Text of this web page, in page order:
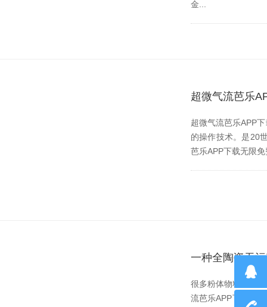
金...
超微气流芭乐
超微气流芭乐APP
的操作技术。是
芭乐APP下载无限免费
一种全陶瓷无
很多粉体物料对于纯
流芭乐APP下载无限